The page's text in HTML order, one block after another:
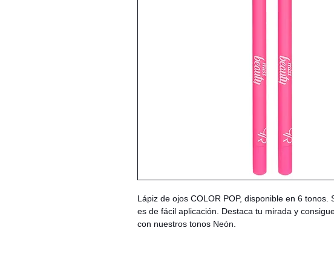
Lápiz de ojos COLOR POP, disponible en 6 tonos.
es de fácil aplicación. Destaca tu mirada y
con nuestros tonos Neón.